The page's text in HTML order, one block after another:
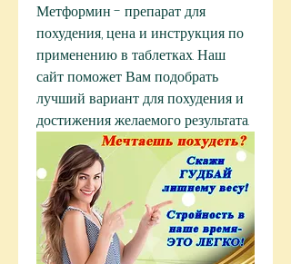
Метформин - препарат для
похудения, цена и инструкция по
применению в таблетках. Наш
сайт поможет Вам подобрать
лучший вариант для похудения и
достижения желаемого результата.